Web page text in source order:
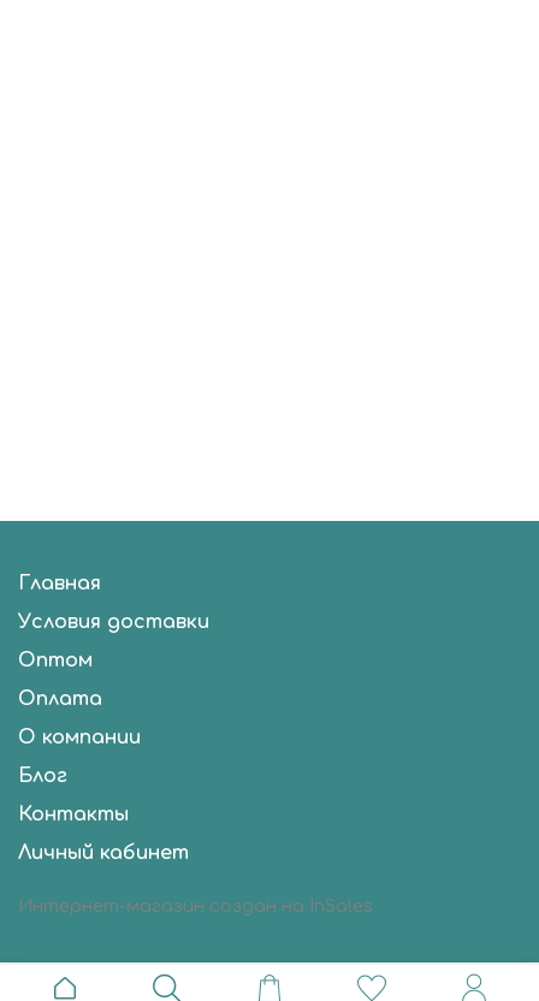
Главная
Условия доставки
Оптом
Оплата
О компании
Блог
Контакты
Личный кабинет
Интернет-магазин создан на InSales